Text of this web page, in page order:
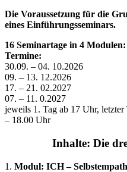
Die Voraussetzung für die
eines Einführungsseminars.
16 Seminartage in 4 Modulen:
Termine:
30.09. – 04. 10.2026
09. – 13. 12.2026
17. – 21. 02.2027
07. – 11. 0.2027
jeweils 1. Tag ab 17 Uhr,
– 18.00 Uhr
Inhalte: Die
1. Modul: ICH –